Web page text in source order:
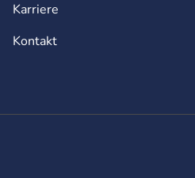
Karriere
Kontakt